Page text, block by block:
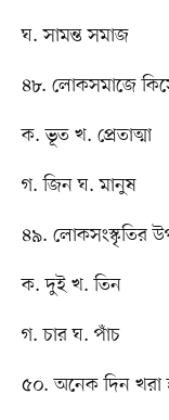
ঘ. সামন্ত সমাজ
৪৮. লোকসমাজে
ক. ভূত খ. প্রেতাত্মা
গ. জিন ঘ. মানুষ
৪৯. লোকসংস্কৃতির
ক. দুই খ. তিন
গ. চার ঘ. পাঁচ
৫০. অনেক দিন খরা